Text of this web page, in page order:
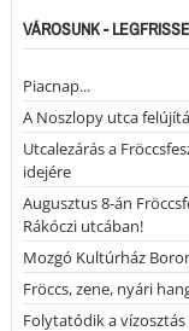
VÁROSUNK -
Piacnap...
A Noszlopy utca
Utcalezárás a
idejére
Augusztus 8-án
Rákóczi utcában!
Mozgó Kultúrház
Fröccs, zene, nyári
Folytatódik a vízosztás